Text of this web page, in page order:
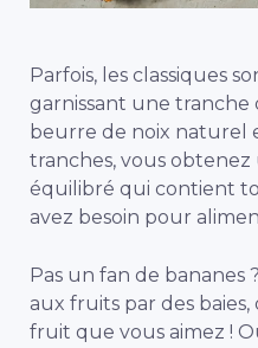
Parfois, les classiques
garnissant une tranche
beurre de noix naturel
tranches, vous
équilibré qui contient
avez besoin pour
Pas un fan de
aux fruits par des
fruit que vous aimez !